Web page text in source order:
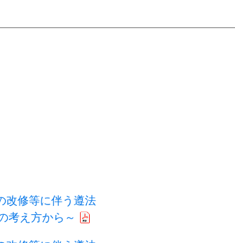
改修等に伴う遵法
考え方から～